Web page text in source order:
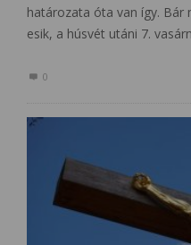
határozata óta van így. Bár
esik, a húsvét utáni 7.
0